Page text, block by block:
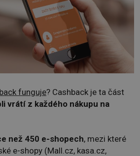
funguje? Cashback je ta část
vrátí z každého nákupu na
než 450 e-shopech, mezi které
e-shopy (Mall.cz, kasa.cz,